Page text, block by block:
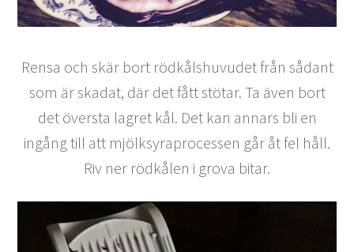
Rensa och skär bort rödkålshuvudet från sådant
som är skadat, där det fått stötar. Ta även bort
det översta lagret kål. Det kan annars bli en
ingång till att mjölksyraprocessen går åt fel håll.
Riv ner rödkålen i grova bitar.